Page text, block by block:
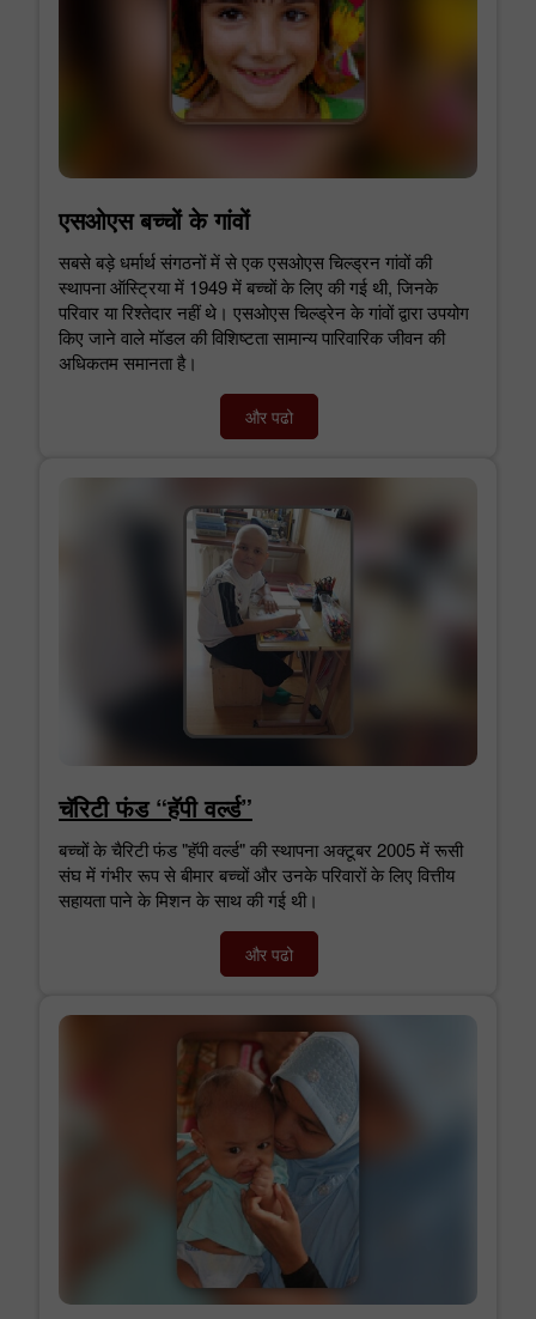
एसओएस बच्चों के गांवों
सबसे बड़े धर्मार्थ संगठनों में से एक एसओएस चिल्ड्रन गांवों की
स्थापना ऑस्ट्रिया में 1949 में बच्चों के लिए की गई थी, जिनके
परिवार या रिश्तेदार नहीं थे। एसओएस चिल्ड्रेन के गांवों द्वारा उपयोग
किए जाने वाले मॉडल की विशिष्टता सामान्य पारिवारिक जीवन की
अधिकतम समानता है।
और पढो
चॅरिटी फंड “हॅपी वर्ल्ड”
बच्चों के चैरिटी फंड "हॅपी वर्ल्ड" की स्थापना अक्टूबर 2005 में रूसी
संघ में गंभीर रूप से बीमार बच्चों और उनके परिवारों के लिए वित्तीय
सहायता पाने के मिशन के साथ की गई थी।
और पढो